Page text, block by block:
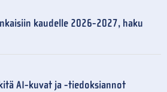
kaudelle 2026-2027, haku
AI-kuvat ja -tiedoksiannot